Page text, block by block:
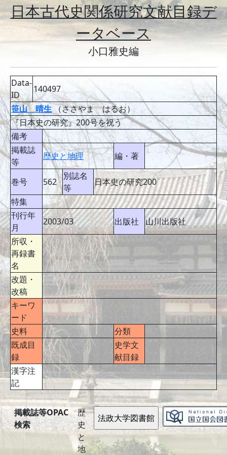
日本古代史関係研究文献目録デ
ータベース
小口雅史編
Data-
ID
140497
笹山 晴生（ささやま はるお）
『日本史の研究』200号を祝う
備考
掲載誌
等
歴史と地理 編・著
巻号 562
別誌名
等
日本史の研究200
特集
刊行年
月
2003/03 出版社
山川出版社
所収・
再録書
名
改題・
改稿
キーワ
ード
史料
分類
既成目
録
史学文
献目録
漢字注
記
掲載誌等OPAC
検索
歴
史
と
地